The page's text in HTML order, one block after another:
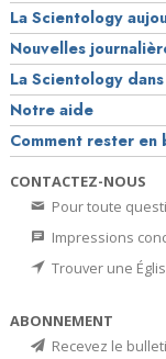
La Scientology
Nouvelles
La Scientology
Notre aide
Comment rester en
CONTACTEZ-NOUS
Pour toute
Impressions
Trouver une
ABONNEMENT
Recevez le